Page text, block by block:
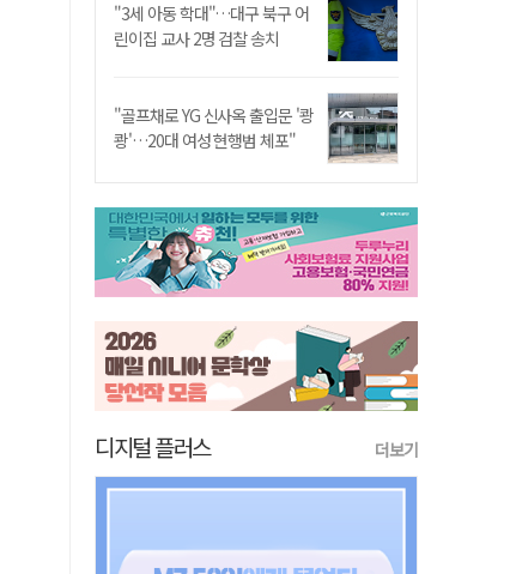
"3세 아동 학대"…대구 북구 어
린이집 교사 2명 검찰 송치
"골프채로 YG 신사옥 출입문 '쾅
쾅'…20대 여성 현행범 체포"
디지털 플러스 더보기